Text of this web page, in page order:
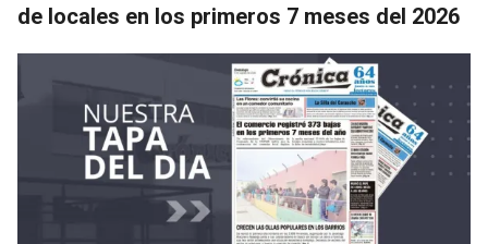
de locales en los primeros 7 meses del 2026